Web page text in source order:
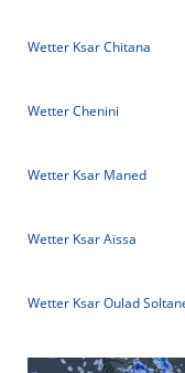
Wetter Ksar Chitana
Wetter Chenini
Wetter Ksar Maned
Wetter Ksar Aïssa
Wetter Ksar Oulad